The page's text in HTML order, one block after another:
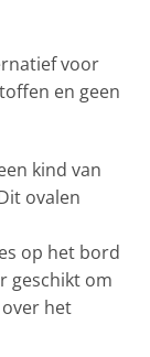
voor
en geen
kind van
ovalen
op het bord
geschikt om
het